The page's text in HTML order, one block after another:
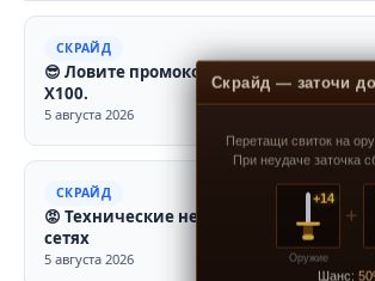
СКРАЙД
😎​ Ловите промокод SORRY0508 для
Х100.
5 августа 2026
СКРАЙД
😡​ Технические неполадки в связи с
сетях
5 августа 2026
Скрайд — заточи
Перетащи свиток на
При неудаче заточка
+14
Оружие
+
Шанс: